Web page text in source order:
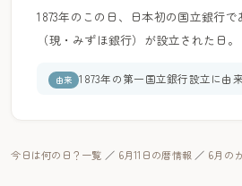
1873年のこの日、日本初の国立銀行
（現・みずほ銀行）が設立された日。
由来 1873年の第一国立銀行設立に由来
今日は何の日？一覧 ／ 6月11日の暦情報 ／ 6月の